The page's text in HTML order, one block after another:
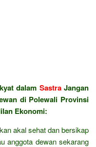
dalam SastraJangan
di Polewali Provinsi
Ekonomi:
akal sehat dan bersikap
anggota dewan sekarang